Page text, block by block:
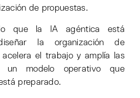
de propuestas.
que la IA agéntica está
la organización de
acelera el trabajo y amplía las
un modelo operativo que
preparado.